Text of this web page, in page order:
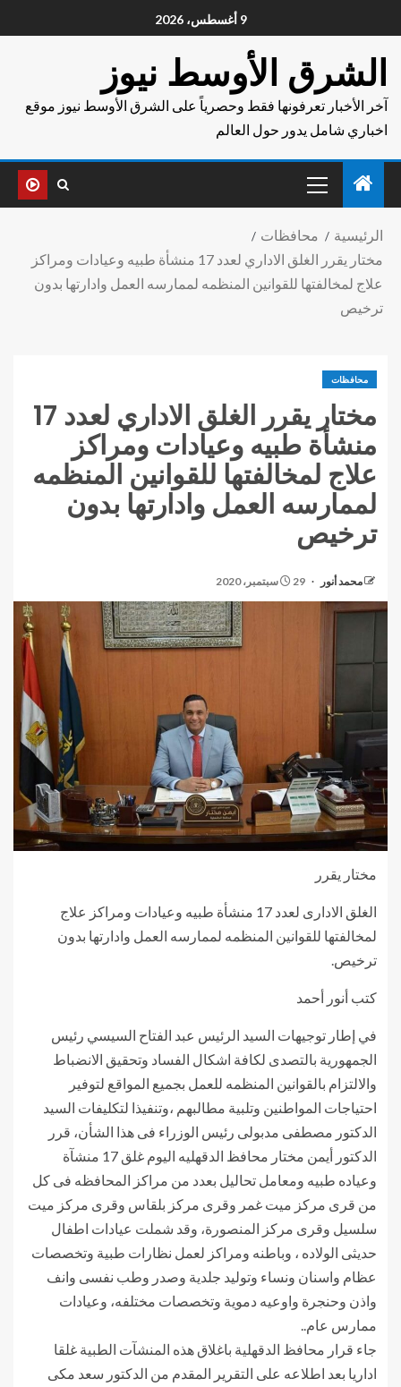
9 أغسطس، 2026
الشرق الأوسط نيوز
آخر الأخبار تعرفونها فقط وحصرياً على الشرق الأوسط نيوز موقع
اخباري شامل يدور حول العالم
الرئيسية
محافظات
مختار يقرر الغلق الاداري لعدد 17 منشأة طبيه وعيادات ومراكز
علاج لمخالفتها للقوانين المنظمه لممارسه العمل وادارتها بدون
ترخيص
محافظات
مختار يقرر الغلق الاداري لعدد 17
منشأة طبيه وعيادات ومراكز
علاج لمخالفتها للقوانين المنظمه
لممارسه العمل وادارتها بدون
ترخيص
محمد أنور 29 سبتمبر، 2020
مختار يقرر
الغلق الادارى لعدد 17 منشأة طبيه وعيادات ومراكز علاج
لمخالفتها للقوانين المنظمه لممارسه العمل وادارتها بدون
ترخيص.
كتب أنور أحمد
في إطار توجيهات السيد الرئيس عبد الفتاح السيسي رئيس
الجمهورية بالتصدى لكافة اشكال الفساد وتحقيق الانضباط
والالتزام بالقوانين المنظمه للعمل بجميع المواقع لتوفير
احتياجات المواطنين وتلبية مطالبهم ،وتنفيذا لتكليفات السيد
الدكتور مصطفى مدبولى رئيس الوزراء فى هذا الشأن، قرر
الدكتور أيمن مختار محافظ الدقهليه اليوم غلق 17 منشآة
وعياده طبيه ومعامل تحاليل بعدد من مراكز المحافظه فى كل
من قرى مركز ميت غمر وقرى مركز بلقاس وقرى مركز ميت
سلسيل وقرى مركز المنصورة، وقد شملت عيادات اطفال
حديثى الولاده ، وباطنه ومراكز لعمل نظارات طبية وتخصصات
عظام واسنان ونساء وتوليد جلدية وصدر وطب نفسى وانف
واذن وحنجرة واوعيه دموية وتخصصات مختلفه، وعيادات
ممارس عام..
جاء قرار محافظ الدقهلية باغلاق هذه المنشآت الطبية غلقا
اداريا بعد اطلاعه على التقرير المقدم من الدكتور سعد مكى